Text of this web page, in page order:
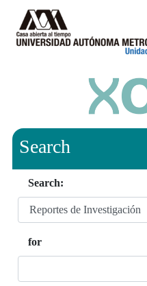
Search
Search:
for